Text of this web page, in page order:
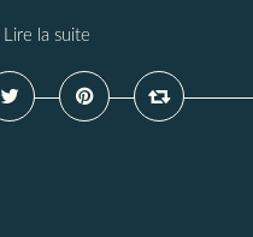
Lire la suite